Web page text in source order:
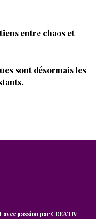
entre chaos et
sont désormais les
passion par CREATIV